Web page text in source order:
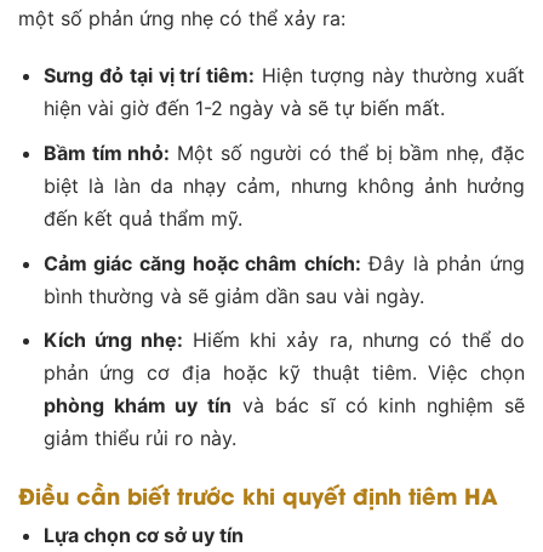
một số phản ứng nhẹ có thể xảy ra:
Sưng đỏ tại vị trí tiêm: Hiện tượng này thường xuất
hiện vài giờ đến 1-2 ngày và sẽ tự biến mất.
Bầm tím nhỏ: Một số người có thể bị bầm nhẹ, đặc
biệt là làn da nhạy cảm, nhưng không ảnh hưởng
đến kết quả thẩm mỹ.
Cảm giác căng hoặc châm chích: Đây là phản ứng
bình thường và sẽ giảm dần sau vài ngày.
Kích ứng nhẹ: Hiếm khi xảy ra, nhưng có thể do
phản ứng cơ địa hoặc kỹ thuật tiêm. Việc chọn
phòng khám uy tín và bác sĩ có kinh nghiệm sẽ
giảm thiểu rủi ro này.
Điều cần biết trước khi quyết định tiêm HA
Lựa chọn cơ sở uy tín